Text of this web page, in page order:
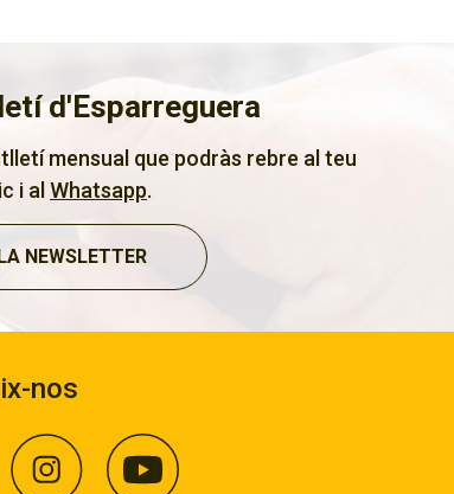
d'Esparreguera
mensual que podràs rebre al teu
i al Whatsapp.
NEWSLETTER
nos